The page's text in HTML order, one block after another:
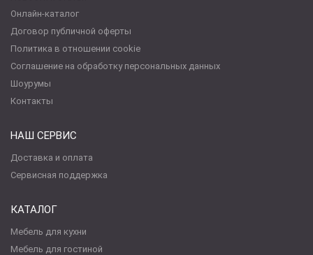
Онлайн-каталог
Договор публичной оферты
Политика в отношении cookie
Соглашение на обработку персональных данных
Шоурумы
Контакты
НАШ СЕРВИС
Доставка и оплата
Сервисная поддержка
КАТАЛОГ
Мебель для кухни
Мебель для гостиной